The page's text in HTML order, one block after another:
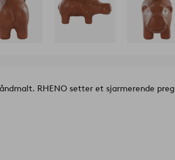
RHENO setter et sjarmerende preg